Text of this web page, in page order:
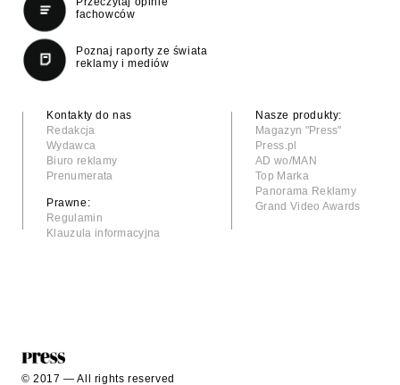
fachowców
Poznaj raporty ze świata
reklamy i mediów
Kontakty do nas
Redakcja
Wydawca
Biuro reklamy
Prenumerata
Prawne:
Regulamin
Klauzula informacyjna
Nasze produkty:
Magazyn "Press"
Press.pl
AD wo/MAN
Top Marka
Panorama Reklamy
Grand Video Awards
© 2017 — All rights reserved